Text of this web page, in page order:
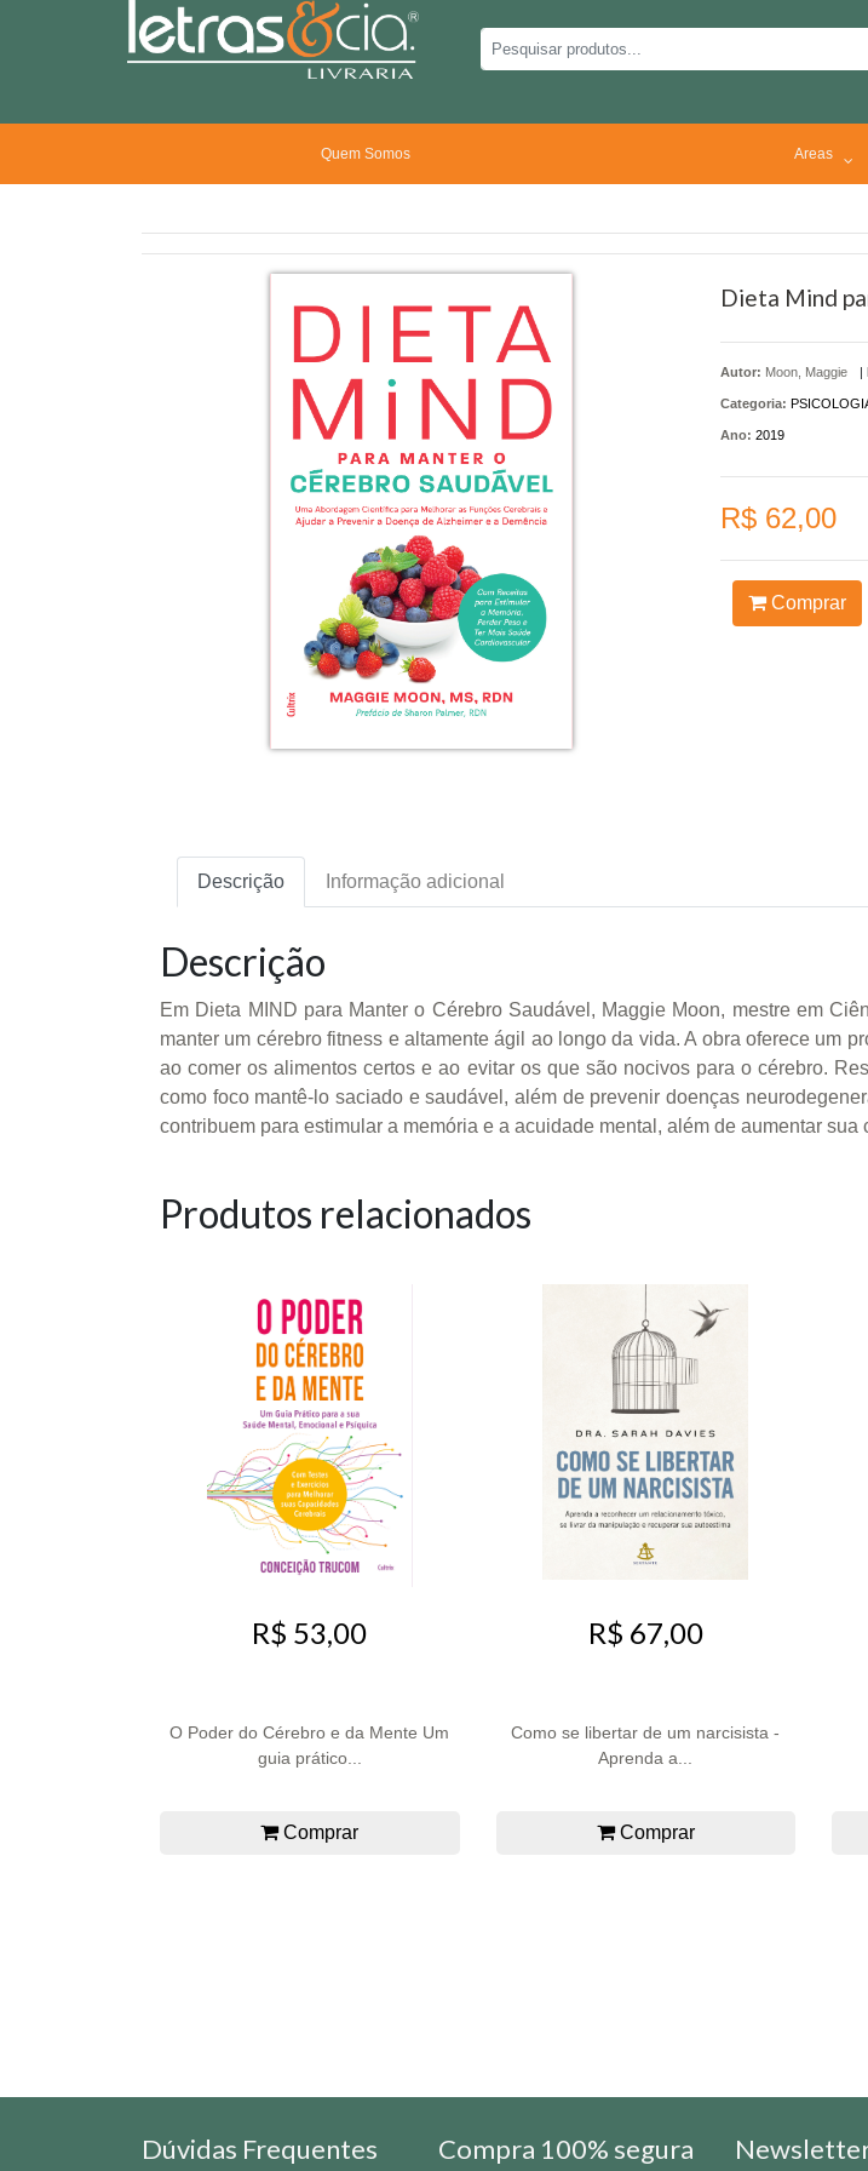
Quem Somos Areas
Dieta Mind
Autor: Moon, Maggie |
Categoria:
Ano: 2019
R$ 62,00
Comprar
Descrição Informação adicional
Descrição
Em Dieta MIND para Manter o Cérebro Saudável, Maggie Moon, mestre em
manter um cérebro fitness e altamente ágil ao longo da vida. A obra oferece um
ao comer os alimentos certos e ao evitar os que são nocivos para o cérebro.
como foco mantê-lo saciado e saudável, além de prevenir doenças
contribuem para estimular a memória e a acuidade mental, além de aumentar sua
Produtos relacionados
R$ 53,00
O Poder do Cérebro e da Mente Um
guia prático...
Comprar
R$ 67,00
Como se libertar de um narcisista -
Aprenda a...
Comprar
Dúvidas Frequentes Compra 100% segura